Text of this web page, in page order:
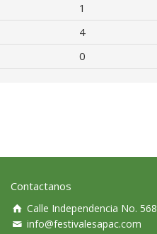
1
4
0
Contactanos
Calle Independencia No. 568
info@festivalesapac.com